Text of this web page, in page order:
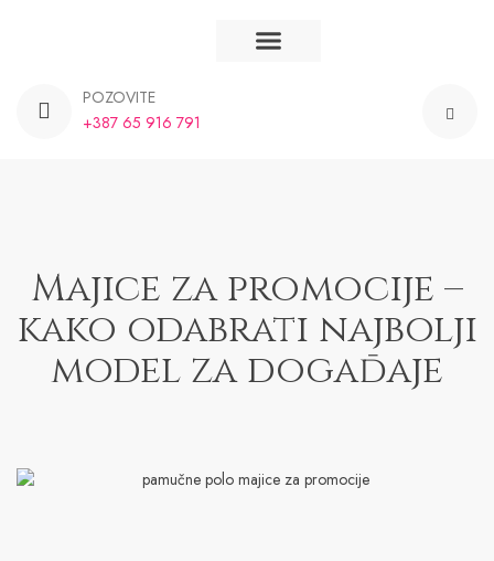
POZOVITE
+387 65 916 791
Majice za promocije –
kako odabrati najbolji
model za događaje